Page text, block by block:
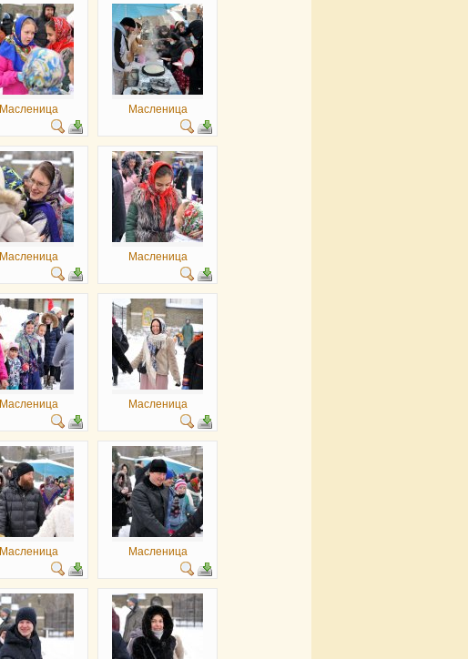
Масленица Масленица
Масленица Масленица
Масленица Масленица
Масленица Масленица